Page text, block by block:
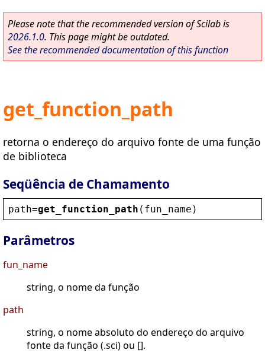
Please note that the recommended version of Scilab is
2026.1.0. This page might be outdated.
See the recommended documentation of this function
get_function_path
retorna o endereço do arquivo fonte de uma função
de biblioteca
Seqüência de Chamamento
path=get_function_path ( fun_name )
Parâmetros
fun_name
string, o nome da função
path
string, o nome absoluto do endereço do arquivo
fonte da função (.sci) ou [].